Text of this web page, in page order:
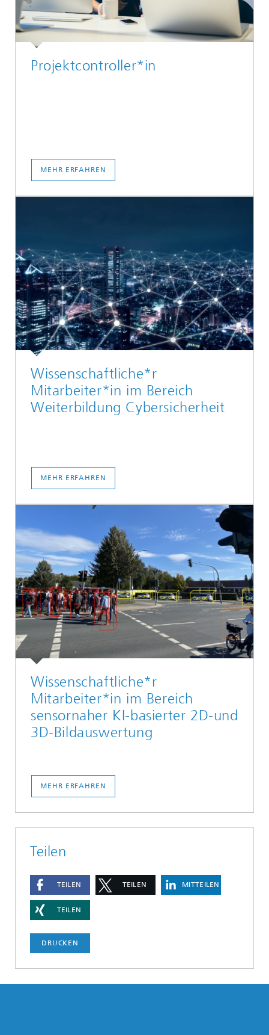
Projektcontroller*in
MEHR ERFAHREN
Wissenschaftliche*r
Mitarbeiter*in im Bereich
Weiterbildung Cybersicherheit
MEHR ERFAHREN
Wissenschaftliche*r
Mitarbeiter*in im Bereich
sensornaher KI-basierter 2D-und
3D-Bildauswertung
MEHR ERFAHREN
Teilen
TEILEN TEILEN MITTEILEN
TEILEN
DRUCKEN